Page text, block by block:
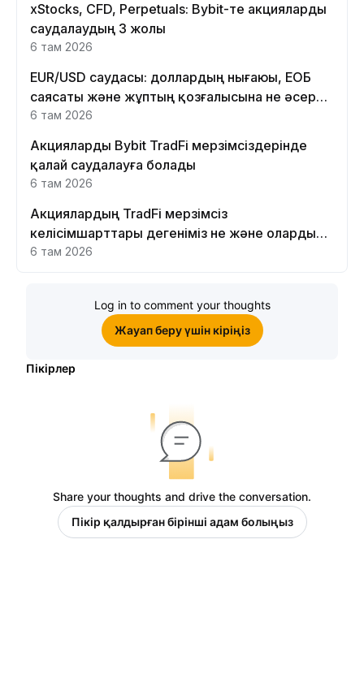
xStocks, CFD, Perpetuals: Bybit-те акцияларды
саудалаудың 3 жолы
6 там 2026
EUR/USD саудасы: доллардың нығаюы, ЕОБ
саясаты және жұптың қозғалысына не әсер
етеді
6 там 2026
Акцияларды Bybit TradFi мерзімсіздерінде
қалай саудалауға болады
6 там 2026
Акциялардың TradFi мерзімсіз
келісімшарттары дегеніміз не және оларды
Bybit платформасында неге саудалау керек?
6 там 2026
Log in to comment your thoughts
Жауап беру үшін кіріңіз
Пікірлер
Share your thoughts and drive the conversation.
Пікір қалдырған бірінші адам болыңыз